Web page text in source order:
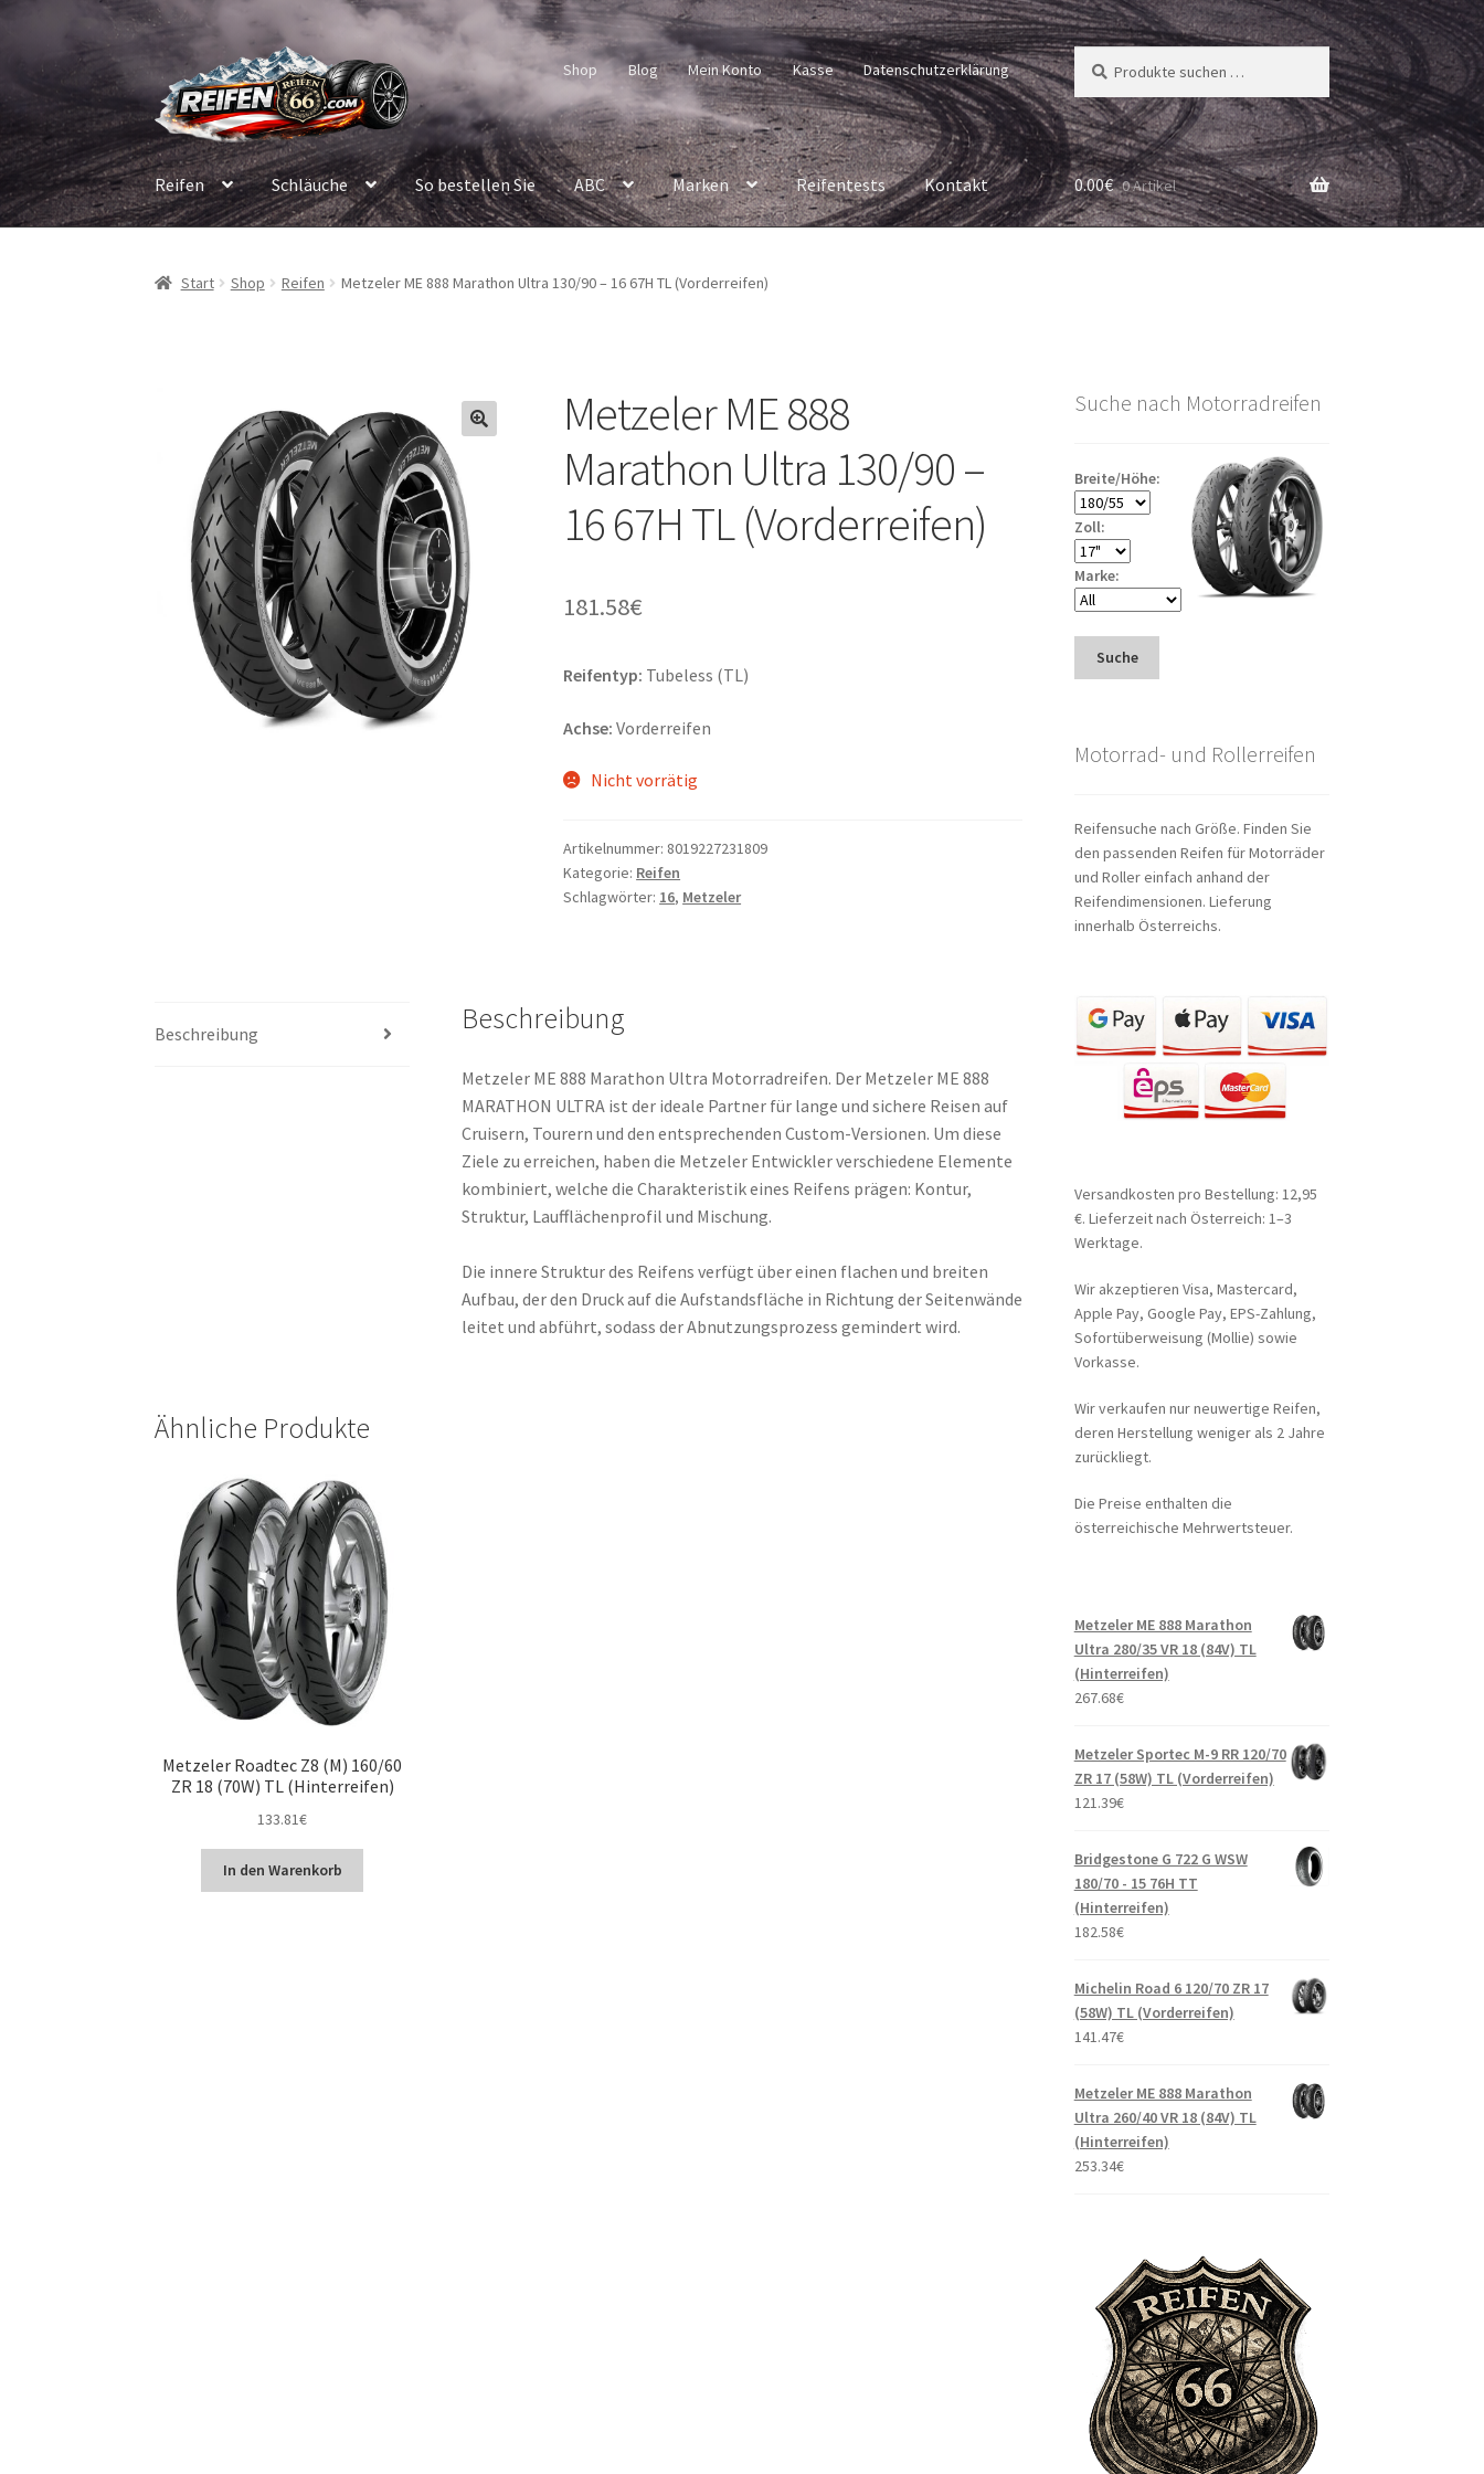
Navigation
springen
Inhalt
springen
Shop Blog Mein Konto Kasse Datenschutzerklärung
Suchen
nach:
Suchen
Reifen Schläuche So bestellen Sie ABC Marken Reifentests Kontakt 0.00€ 0 Artikel
Start Shop Reifen Metzeler ME 888 Marathon Ultra 130/90 – 16 67H TL (Vorderreifen)
Metzeler ME 888
Marathon Ultra 130/90 –
16 67H TL (Vorderreifen)
181.58€
Reifentyp: Tubeless (TL)
Achse: Vorderreifen
Nicht vorrätig
Artikelnummer: 8019227231809
Kategorie: Reifen
Schlagwörter: 16, Metzeler
Beschreibung Beschreibung
Metzeler ME 888 Marathon Ultra Motorradreifen. Der Metzeler ME 888
MARATHON ULTRA ist der ideale Partner für lange und sichere Reisen auf
Cruisern, Tourern und den entsprechenden Custom-Versionen. Um diese
Ziele zu erreichen, haben die Metzeler Entwickler verschiedene Elemente
kombiniert, welche die Charakteristik eines Reifens prägen: Kontur,
Struktur, Laufflächenprofil und Mischung.
Die innere Struktur des Reifens verfügt über einen flachen und breiten
Aufbau, der den Druck auf die Aufstandsfläche in Richtung der Seitenwände
leitet und abführt, sodass der Abnutzungsprozess gemindert wird.
Ähnliche Produkte
Metzeler Roadtec Z8 (M) 160/60
ZR 18 (70W) TL (Hinterreifen)
133.81€
In den Warenkorb
Suche nach Motorradreifen
Breite/Höhe:
Zoll:
Marke:
Suche
Motorrad- und Rollerreifen
Reifensuche nach Größe. Finden Sie
den passenden Reifen für Motorräder
und Roller einfach anhand der
Reifendimensionen. Lieferung
innerhalb Österreichs.
Versandkosten pro Bestellung: 12,95
€. Lieferzeit nach Österreich: 1–3
Werktage.
Wir akzeptieren Visa, Mastercard,
Apple Pay, Google Pay, EPS-Zahlung,
Sofortüberweisung (Mollie) sowie
Vorkasse.
Wir verkaufen nur neuwertige Reifen,
deren Herstellung weniger als 2 Jahre
zurückliegt.
Die Preise enthalten die
österreichische Mehrwertsteuer.
Metzeler ME 888 Marathon
Ultra 280/35 VR 18 (84V) TL
(Hinterreifen)
267.68€
Metzeler Sportec M-9 RR 120/70
ZR 17 (58W) TL (Vorderreifen)
121.39€
Bridgestone G 722 G WSW
180/70 - 15 76H TT
(Hinterreifen)
182.58€
Michelin Road 6 120/70 ZR 17
(58W) TL (Vorderreifen)
141.47€
Metzeler ME 888 Marathon
Ultra 260/40 VR 18 (84V) TL
(Hinterreifen)
253.34€